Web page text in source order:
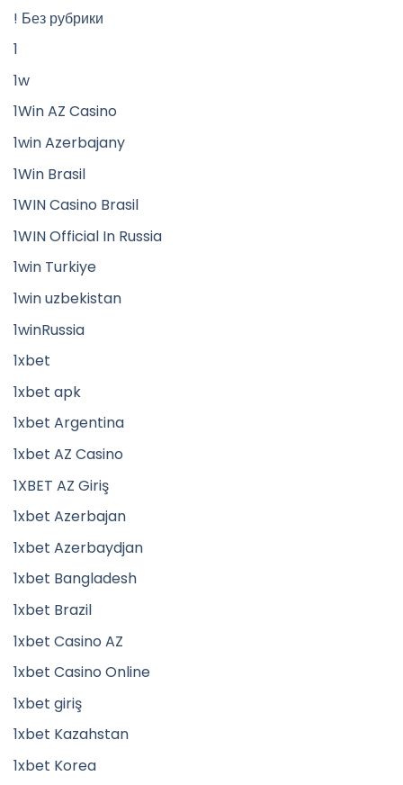
! Без рубрики
1
1w
1Win AZ Casino
1win Azerbajany
1Win Brasil
1WIN Casino Brasil
1WIN Official In Russia
1win Turkiye
1win uzbekistan
1winRussia
1xbet
1xbet apk
1xbet Argentina
1xbet AZ Casino
1XBET AZ Giriş
1xbet Azerbajan
1xbet Azerbaydjan
1xbet Bangladesh
1xbet Brazil
1xbet Casino AZ
1xbet Casino Online
1xbet giriş
1xbet Kazahstan
1xbet Korea